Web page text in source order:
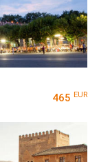
465 EUR